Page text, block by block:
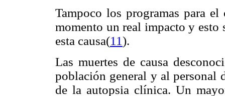
Tampoco los programas para
momento un real impacto y esto
esta causa(11).
Las muertes de causa
población general y al personal
de la autopsia clínica. Un